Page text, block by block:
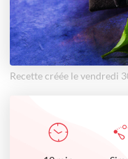
Recette créée le vendredi